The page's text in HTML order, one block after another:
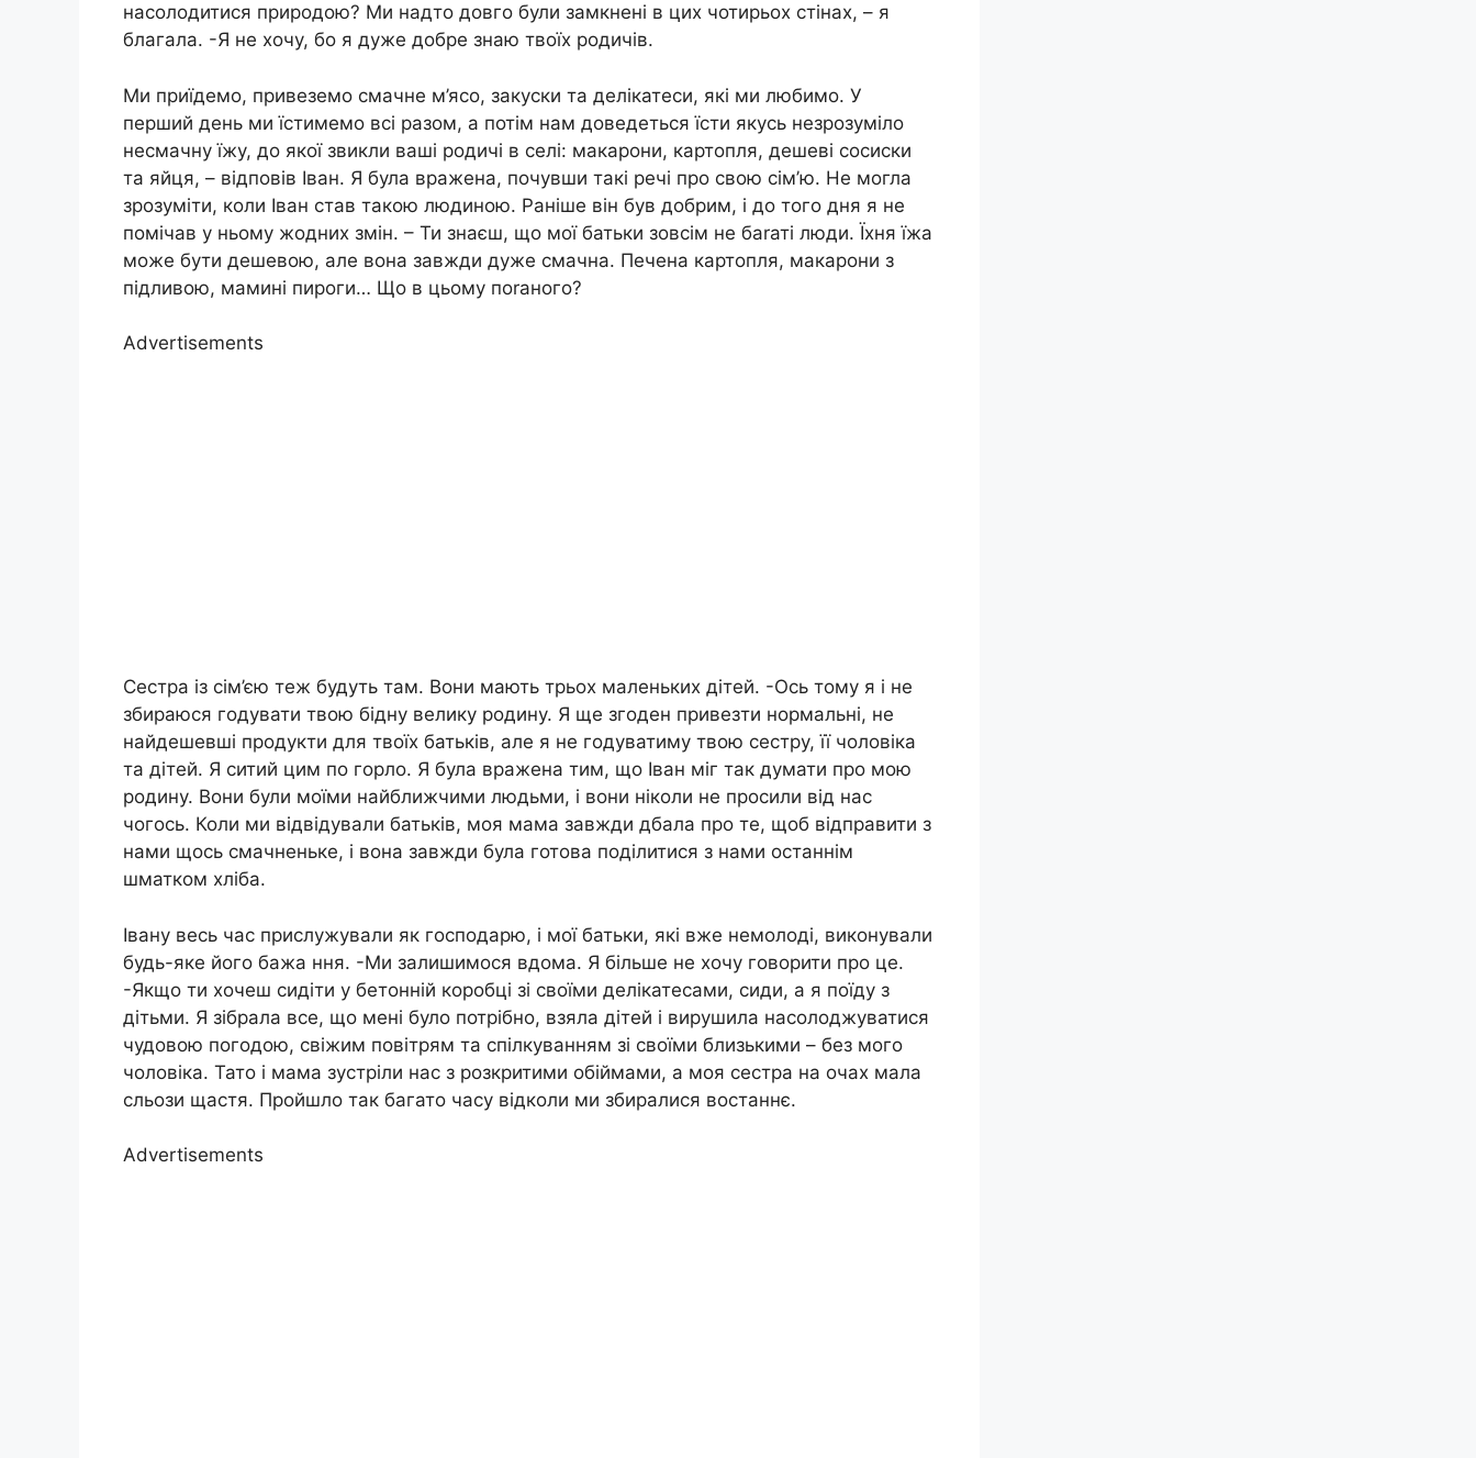
насолодитися природою? Ми надто довго були замкнені в цих чотирьох стінах, – я
благала. -Я не хочу, бо я дуже добре знаю твоїх родичів.
Ми приїдемо, привеземо смачне м’ясо, закуски та делікатеси, які ми любимо. У
перший день ми їстимемо всі разом, а потім нам доведеться їсти якусь незрозуміло
несмачну їжу, до якої звикли ваші родичі в селі: макарони, картопля, дешеві сосиски
та яйця, – відповів Іван. Я була вражена, почувши такі речі про свою сім’ю. Не могла
зpозуміти, коли Іван став такою людиною. Раніше він був добрим, і до того дня я не
помічав у ньому жодних змін. – Ти знаєш, що мої батьки зовсім не баrаті люди. Їхня їжа
може бути дешевою, але вона завжди дуже смачна. Печена картопля, макарони з
підливою, мамині пироги… Що в цьому поrаного?
Advertisements
Сестра із сім’єю теж будуть там. Вони мають трьох маленьких дітей. -Ось тому я і не
збираюся годувати твою бідну велику родину. Я ще згоден привезти нормальні, не
найдешевші продукти для твоїх батьків, але я не годуватиму твою сестру, її чоловіка
та дітей. Я ситий цим по гоpло. Я була вражена тим, що Іван міг так думати про мою
родину. Вони були моїми найближчими людьми, і вони ніколи не просили від нас
чогось. Коли ми відвідували батьків, моя мама завжди дбала про те, щоб відправити з
нами щось смачненьке, і вона завжди була готова поділитися з нами останнім
шматком хліба.
Івану весь час прислужували як господарю, і мої батьки, які вже немолоді, виконували
будь-яке його бажа ння. -Ми залишимося вдома. Я більше не хочу говорити про це.
-Якщо ти хочеш сидіти у бетонній коробці зі своїми делікатесами, сиди, а я поїду з
дітьми. Я зібрала все, що мені було потрібно, взяла дітей і вирушила насолоджуватися
чудовою погодою, свіжим повітрям та спілкуванням зі своїми близькими – без мого
чоловіка. Тато і мама зустріли нас з розкритими обіймами, а моя сестра на очах мала
сльози щастя. Пройшло так багато часу відколи ми збиралися востаннє.
Advertisements